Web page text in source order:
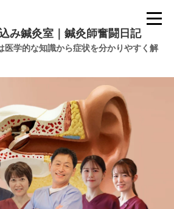
み鍼灸室｜鍼灸師奮闘日記
医学的な知識から症状を分かりやすく解